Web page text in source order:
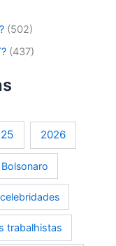
(502)
(437)
2026
Bolsonaro
celebridades
trabalhistas